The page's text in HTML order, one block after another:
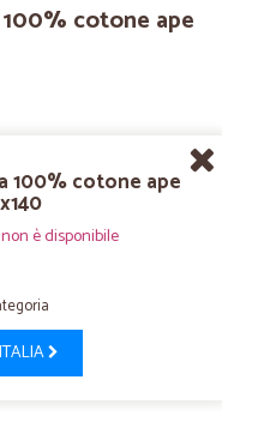
cotone ape
100% cotone ape
è disponibile